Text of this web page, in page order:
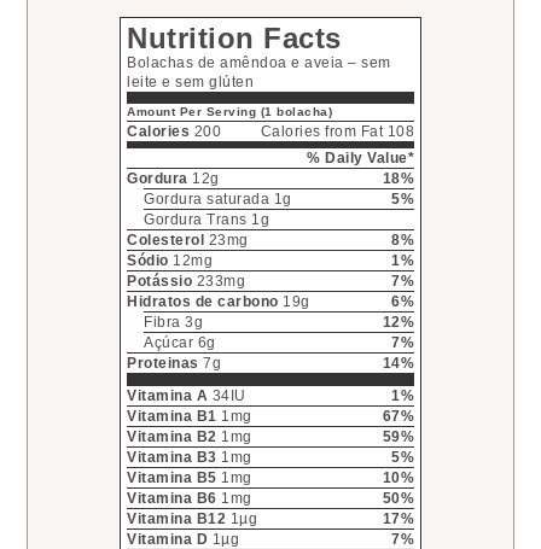
Nutrition Facts
Bolachas de amêndoa e aveia – sem
leite e sem glúten
Amount Per Serving (1 bolacha)
Calories 200
Calories from Fat 108
% Daily Value*
Gordura 12g
18%
Gordura saturada 1g
5%
Gordura Trans 1g
Colesterol 23mg
8%
Sódio 12mg
1%
Potássio 233mg
7%
Hidratos de carbono 19g
6%
Fibra 3g
12%
Açúcar 6g
7%
Proteinas 7g
14%
Vitamina A 34IU
1%
Vitamina B1 1mg
67%
Vitamina B2 1mg
59%
Vitamina B3 1mg
5%
Vitamina B5 1mg
10%
Vitamina B6 1mg
50%
Vitamina B12 1µg
17%
Vitamina D 1µg
7%